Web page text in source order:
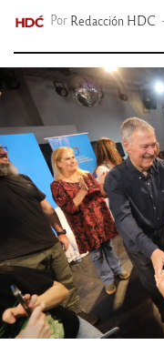
Por Redacción HDC